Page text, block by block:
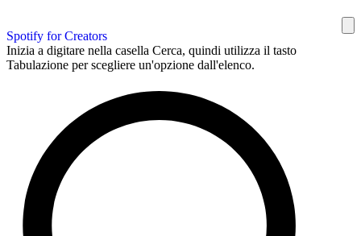
Spotify for Creators
Inizia a digitare nella casella Cerca, quindi utilizza il tasto
Tabulazione per scegliere un'opzione dall'elenco.